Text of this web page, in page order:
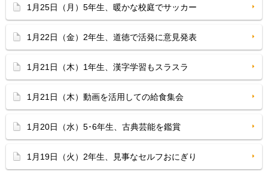
1月25日（月）5年生、暖かな校庭でサッカー
1月22日（金）2年生、道徳で活発に意見発表
1月21日（木）1年生、漢字学習もスラスラ
1月21日（木）動画を活用しての給食集会
1月20日（水）5･6年生、古典芸能を鑑賞
1月19日（火）2年生、見事なセルフおにぎり